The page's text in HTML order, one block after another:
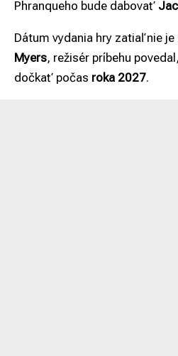
Phranqueho bude dabovať
Dátum vydania hry zatiaľ nie je
Myers, režisér príbehu
dočkať počas roka 2027.